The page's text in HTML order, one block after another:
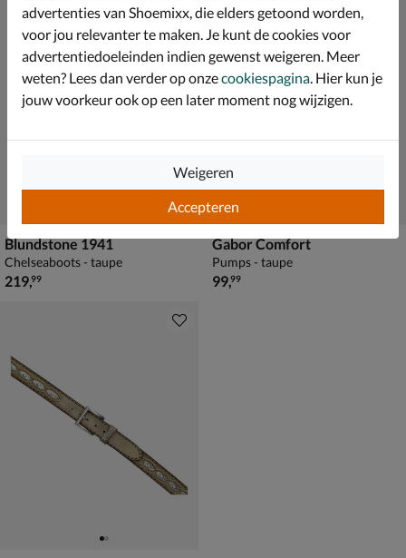
Blundstone 1941
Chelseaboots - taupe
€ 219,99
219,99
Gabor Comfort
Pumps - taupe
€ 99,99
99,99
advertenties van Shoemixx, die elders getoond worden,
voor jou relevanter te maken. Je kunt de cookies voor
advertentiedoeleinden indien gewenst weigeren. Meer
weten? Lees dan verder op onzecookiespagina. Hier kun je
jouw voorkeur ook op een later moment nog wijzigen.
Accepteren
Weigeren